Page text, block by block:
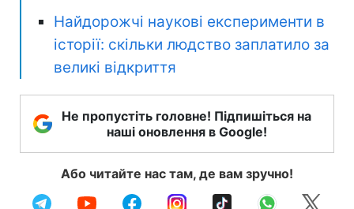
Найдорожчі наукові експерименти в
історії: скільки людство заплатило за
великі відкриття
Не пропустіть головне! Підпишіться на
наші оновлення в Google!
Або читайте нас там, де вам зручно!